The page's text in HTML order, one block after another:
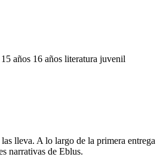
15 años 16 años literatura juvenil
lleva. A lo largo de la primera entrega
narrativas de Eblus.